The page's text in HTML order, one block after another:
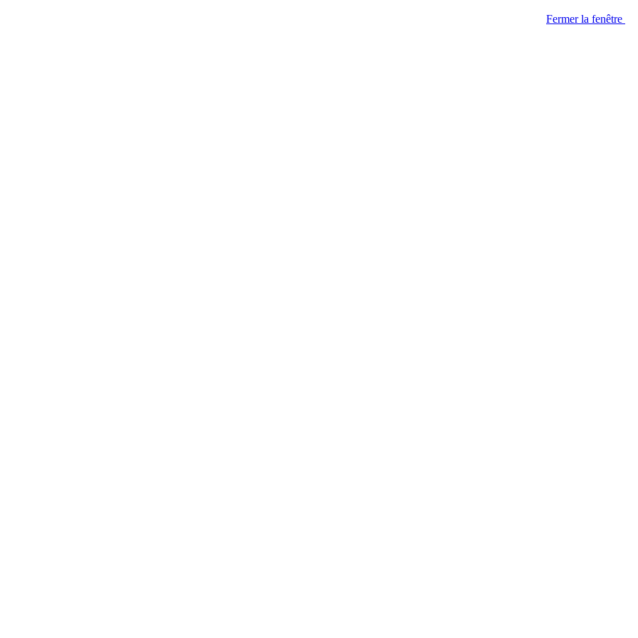
Fermer la fenêtre